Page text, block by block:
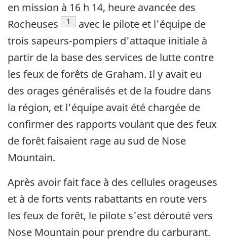
en mission à 16 h 14, heure avancée des
Rocheuses
Note de bas de page
1
avec le pilote et l'équipe de
trois sapeurs-pompiers d'attaque initiale à
partir de la base des services de lutte contre
les feux de forêts de Graham. Il y avait eu
des orages généralisés et de la foudre dans
la région, et l'équipe avait été chargée de
confirmer des rapports voulant que des feux
de forêt faisaient rage au sud de Nose
Mountain.
Après avoir fait face à des cellules orageuses
et à de forts vents rabattants en route vers
les feux de forêt, le pilote s'est dérouté vers
Nose Mountain pour prendre du carburant.